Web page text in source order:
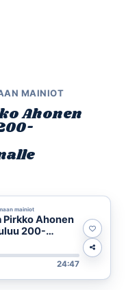
MAINIOT
Ahonen
mainiot
Ahonen
200-
24:47